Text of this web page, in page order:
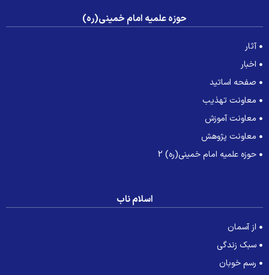
حوزه علمیه امام خمینی(ره)
آثار
اخبار
صفحه اساتید
معاونت تهذیب
معاونت آموزش
معاونت پژوهش
حوزه علمیه امام خمینی(ره) 2
اسلام ناب
از آسمان
سبک زندگی
رسم خوبان